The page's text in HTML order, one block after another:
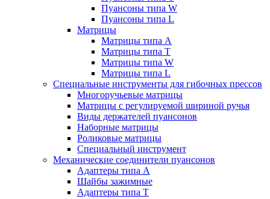
Пуансоны типа W
Пуансоны типа L
Матрицы
Матрицы типа A
Матрицы типа T
Матрицы типа W
Матрицы типа L
Специальные инструменты для гибочных прессов
Многоручьевые матрицы
Матрицы с регулируемой шириной ручья
Виды держателей пуансонов
Наборные матрицы
Роликовые матрицы
Специальный инструмент
Механические соединители пуансонов
Адаптеры типа A
Шайбы зажимные
Адаптеры типа T